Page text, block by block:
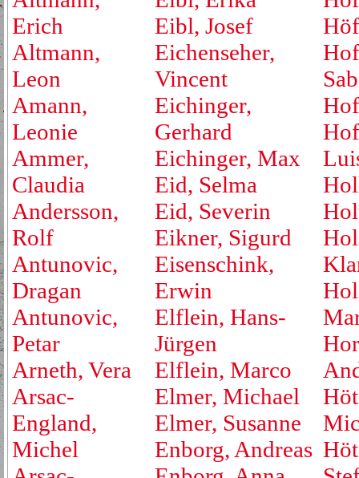
Erich
Altmann,
Leon
Amann,
Leonie
Ammer,
Claudia
Andersson,
Rolf
Antunovic,
Dragan
Antunovic,
Petar
Arneth, Vera
Arsac-
England,
Michel
Eibl, Josef
Eichenseher,
Vincent
Eichinger,
Gerhard
Eichinger, Max
Eid, Selma
Eid, Severin
Eikner, Sigurd
Eisenschink,
Erwin
Elflein, Hans-
Jürgen
Elflein, Marco
Elmer, Michael
Elmer, Susanne
Enborg, Andreas